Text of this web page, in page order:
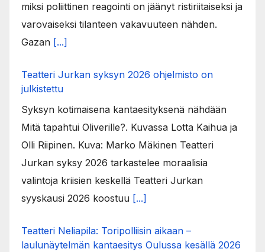
miksi poliittinen reagointi on jäänyt ristiriitaiseksi ja
varovaiseksi tilanteen vakavuuteen nähden.
Gazan [...]
Teatteri Jurkan syksyn 2026 ohjelmisto on
julkistettu
Syksyn kotimaisena kantaesityksenä nähdään
Mitä tapahtui Oliverille?. Kuvassa Lotta Kaihua ja
Olli Riipinen. Kuva: Marko Mäkinen Teatteri
Jurkan syksy 2026 tarkastelee moraalisia
valintoja kriisien keskellä Teatteri Jurkan
syyskausi 2026 koostuu [...]
Teatteri Neliapila: Toripolliisin aikaan –
laulunäytelmän kantaesitys Oulussa kesällä 2026